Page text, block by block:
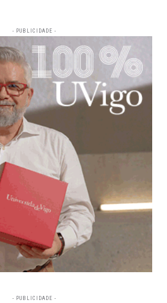
- PUBLICIDADE -
- PUBLICIDADE -